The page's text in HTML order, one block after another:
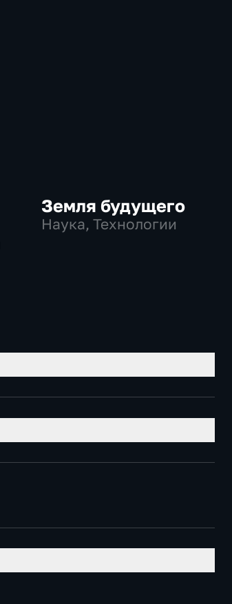
Земля будущего
Наука, Технологии